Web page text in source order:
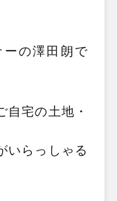
ーの澤田朗で
自宅の土地・
いらっしゃる